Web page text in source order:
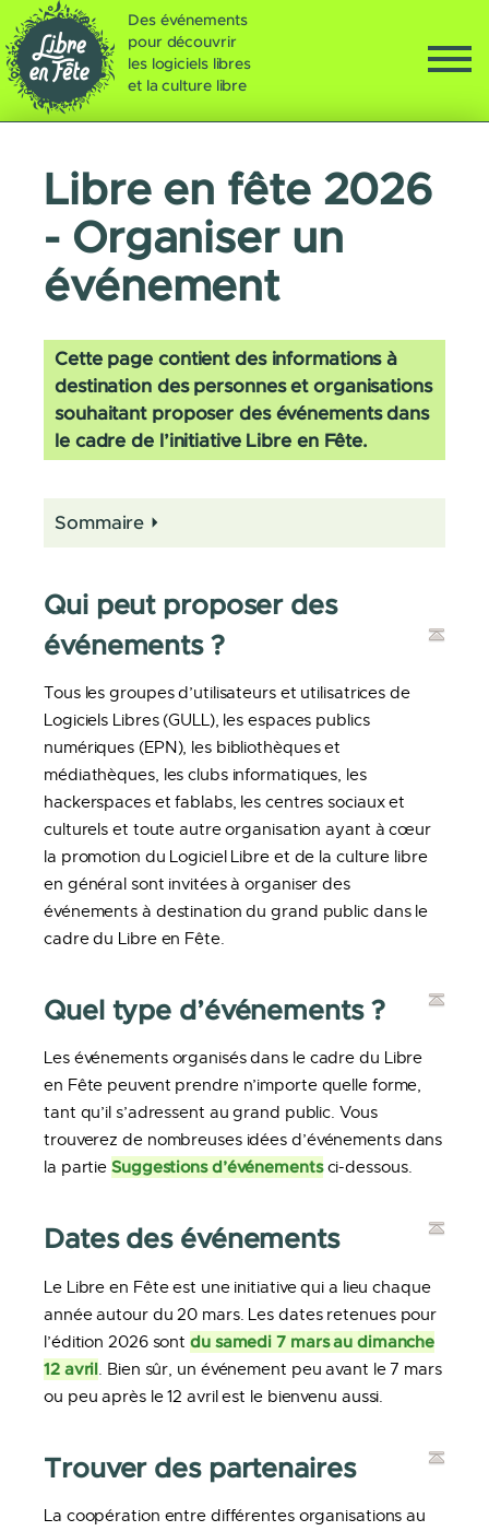
Des événements
pour découvrir
les logiciels libres
et la culture libre
Libre en fête 2026
- Organiser un
événement
Cette page contient des informations à
destination des personnes et organisations
souhaitant proposer des événements dans
le cadre de l’initiative Libre en Fête.
Sommaire
Qui peut proposer des
événements ?
Tous les groupes d’utilisateurs et utilisatrices de
Logiciels Libres (GULL), les espaces publics
numériques (EPN), les bibliothèques et
médiathèques, les clubs informatiques, les
hackerspaces et fablabs, les centres sociaux et
culturels et toute autre organisation ayant à cœur
la promotion du Logiciel Libre et de la culture libre
en général sont invitées à organiser des
événements à destination du grand public dans le
cadre du Libre en Fête.
Quel type d’événements ?
Les événements organisés dans le cadre du Libre
en Fête peuvent prendre n’importe quelle forme,
tant qu’il s’adressent au grand public. Vous
trouverez de nombreuses idées d’événements dans
la partieSuggestions d’événementsci-dessous.
Dates des événements
Le Libre en Fête est une initiative qui a lieu chaque
année autour du 20 mars. Les dates retenues pour
l’édition 2026 sont du samedi 7 mars au dimanche
12 avril . Bien sûr, un événement peu avant le 7 mars
ou peu après le 12 avril est le bienvenu aussi.
Trouver des partenaires
La coopération entre différentes organisations au